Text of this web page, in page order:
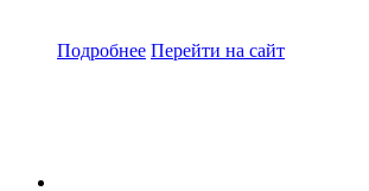
Подробнее Перейти на сайт